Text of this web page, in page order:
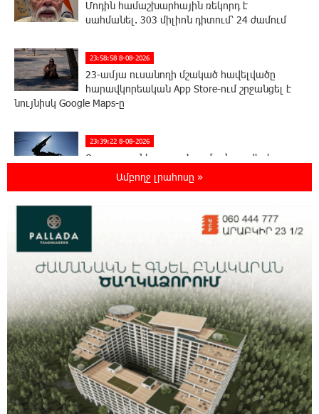
Մոդին համաշխարհային ռեկորդ է
սահմանել. 303 միլիոն դիտում՝ 24 ժամում
23:58:58 8-08-2026
23-ամյա ուսանողի մշակած հավելվածը
հարավկորեական App Store-ում շրջանցել է
նույնիսկ Google Maps-ը
23:39:22 8-08-2026
Ռուսաստանի տարածքում ոչնչացվել է
ուկրաինական 360 անօդաչու թռչող սարք
Օգոստոսի 10-ին, 11-ին, 12-ին, 13-ին, 14-ին,
հասցեներում լույս չի լինելու
23:01:57 8-08-2026
Ողբերգական դեպք՝ Երևանում․ Կիևյան
կամրջի տակ հայտնաբերվել է տղամարդու
մարմին
22:43:21 8-08-2026
Ադրբեջանի Սարով գյուղում տանը 18-ամյա
աղջկա դի է հայտնաբերվել
Ամբողջ լրահոսը »